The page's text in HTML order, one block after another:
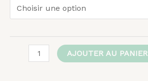
AJOUTER AU PANIER